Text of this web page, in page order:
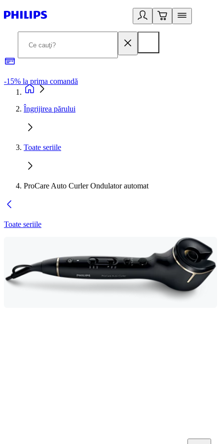
-15% la prima comandă
Îngrijirea părului
Toate seriile
ProCare Auto Curler Ondulator automat
Toate seriile